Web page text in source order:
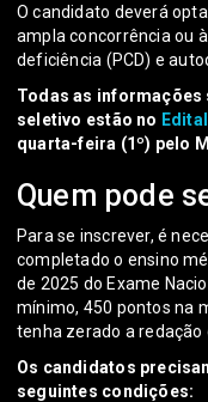
O candidato deverá
ampla concorrência ou
deficiência (PCD) e
Todas as
seletivo estão no
quarta-feira (1º) pelo
Quem pode
Para se inscrever, é
completado o ensino
de 2025 do Exame
mínimo, 450 pontos na
tenha zerado a redação
Os candidatos
seguintes condições: